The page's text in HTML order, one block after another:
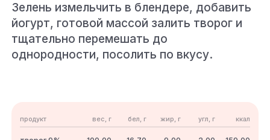
Зелень измельчить в блендере, добавить
йогурт, готовой массой залить творог и
тщательно перемешать до
однородности, посолить по вкусу.
продукт вес, г бел, г жир, г угл, г ккал